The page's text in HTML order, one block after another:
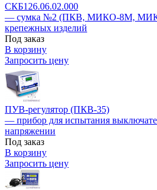
СКБ126.06.02.000
— сумка №2 (ПКВ, МИКО-8М,
крепежных изделий
Под заказ
В корзину
Запросить цену
ПУВ-регулятор (ПКВ-35)
— прибор для испытания
напряжении
Под заказ
В корзину
Запросить цену